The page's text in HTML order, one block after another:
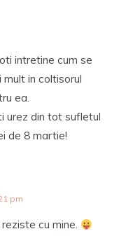
intretine cum se
in coltisorul
ea.
urez din tot sufletul
de 8 martie!
pm
cu mine.